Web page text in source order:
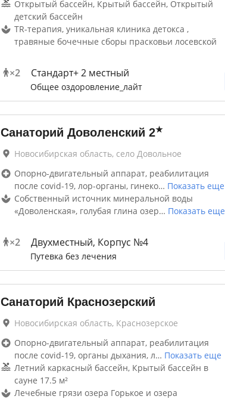
Открытый бассейн, Крытый бассейн, Открытый
детский бассейн
TR-терапия, уникальная клиника детокса ,
травяные бочечные сборы прасковьи лосевской
×2 Стандарт+ 2 местный
Общее оздоровление_лайт
Санаторий Доволенский 2★
Новосибирская область, село Довольное
Опорно-двигательный аппарат, реабилитация
после covid-19, лор-органы, гинеко… Показать еще
Собственный источник минеральной воды
«Доволенская», голубая глина озер… Показать еще
×2 Двухместный, Корпус №4
Путевка без лечения
Санаторий Краснозерский
Новосибирская область, Краснозерское
Опорно-двигательный аппарат, реабилитация
после covid-19, органы дыхания, л… Показать еще
Летний каркасный бассейн, Крытый бассейн в
сауне 17.5 м²
Лечебные грязи озера Горькое и озера